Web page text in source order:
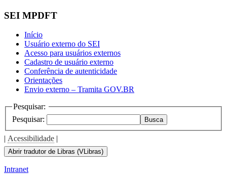
SEI MPDFT
Início
Usuário externo do SEI
Acesso para usuários externos
Cadastro de usuário externo
Conferência de autenticidade
Orientações
Envio externo – Tramita GOV.BR
Pesquisar:
Pesquisar:
Busca
| Acessibilidade |
Abrir tradutor de Libras (VLibras)
Intranet